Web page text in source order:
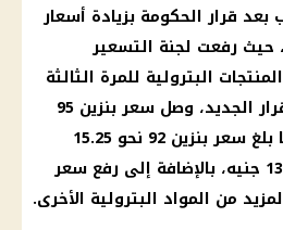
بعد قرار الحكومة بزيادة أسعار
الوقود في أكتوبر 2024، حيث رفعت لجنة التسعير
البترولية للمرة الثالثة
في هذا العام. وفقًا للقرار الجديد، وصل سعر بنزين 95
إلى 17 جنيهًا للتر، بينما بلغ سعر بنزين 92 نحو 15.25
جنيه، وبنزين 80 إلى 13.75 جنيه، بالإضافة إلى رفع سعر
من المواد البترولية الأخرى.